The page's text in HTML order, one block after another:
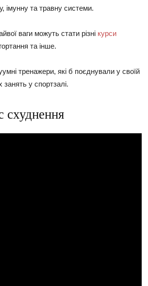
імунну та травну системи.
ваги можуть стати різні курси
та інше.
тренажери, які б поєднували у своїй
у спортзалі.
схуднення